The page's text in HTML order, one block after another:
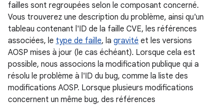
failles sont regroupées selon le composant concerné.
Vous trouverez une description du problème, ainsi qu'un
tableau contenant l'ID de la faille CVE, les références
associées, le type de faille, la gravité et les versions
AOSP mises à jour (le cas échéant). Lorsque cela est
possible, nous associons la modification publique qui a
résolu le problème à l'ID du bug, comme la liste des
modifications AOSP. Lorsque plusieurs modifications
concernent un même bug, des références